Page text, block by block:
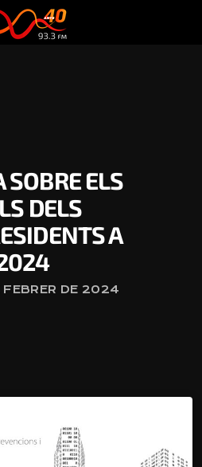
SOBRE ELS
DELS
A
FEBRER DE 2024